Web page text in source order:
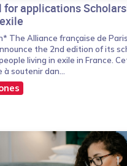
for applications
The Alliance française de
the 2nd edition of its
living in exile in France.
soutenir dan...